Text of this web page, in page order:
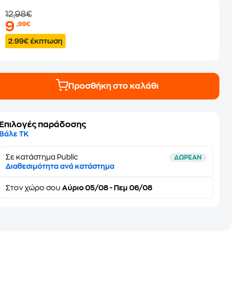
12,98€
9,99€
2.99€ έκπτωση
Προσθήκη στο καλάθι
Επιλογές παράδοσης
Βάλε ΤΚ
Σε κατάστημα Public ΔΩΡΕΑΝ
Διαθεσιμότητα ανά κατάστημα
Στονχώρο σου Αύριο 05/08 - Πεμ 06/08